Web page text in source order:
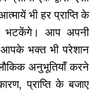
भी हर प्राप्ति के
भटकेंगे। आप अपनी
आपके भक्त भी परेशान
अनुभूतियाँ करने
प्राप्ति के बजाए